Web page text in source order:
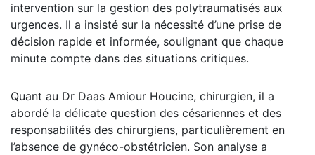
intervention sur la gestion des polytraumatisés aux
urgences. Il a insisté sur la nécessité d’une prise de
décision rapide et informée, soulignant que chaque
minute compte dans des situations critiques.
Quant au Dr Daas Amiour Houcine, chirurgien, il a
abordé la délicate question des césariennes et des
responsabilités des chirurgiens, particulièrement en
l’absence de gynéco-obstétricien. Son analyse a